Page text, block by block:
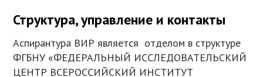
Структура, управление и контакты
Аспирантура ВИР является отделом в структуре
ФГБНУ «ФЕДЕРАЛЬНЫЙ ИССЛЕДОВАТЕЛЬСКИЙ
ЦЕНТР ВСЕРОССИЙСКИЙ ИНСТИТУТ